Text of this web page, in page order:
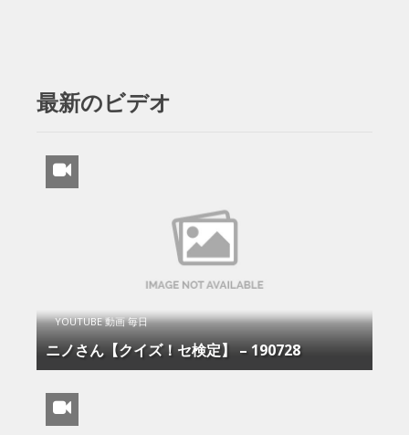
最新のビデオ
YOUTUBE 動画 毎日
ニノさん【クイズ！セ検定】 – 190728